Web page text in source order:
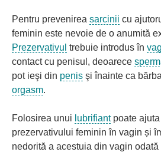
Pentru prevenirea sarcinii cu
feminin este nevoie de o anumită
Prezervativul trebuie introdus în
contact cu penisul, deoarece
pot ieşi din penis şi înainte ca
orgasm.
Folosirea unui lubrifiantpoate ajuta
prezervativului feminin în vagin și
nedorită a acestuia din vagin odată